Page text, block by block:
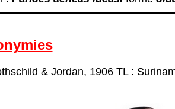
& Jordan, 1906 TL :